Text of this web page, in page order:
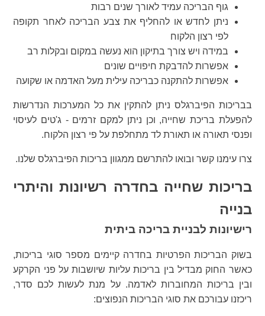
גוף הבריכה עמיד לאורך שנים רבות
ניתן לחדש או להחליף את צבע הבריכה לאחר תקופה
לפי רצון הלקוח
במידה ויש צורך בתיקון הוא נעשה במקום ובקלות רב
אפשרות להדבקת חיפויים שונים
אפשרות להתקנה כבריכה עילית מעל האדמה או שקועה
בבריכות הפיברגלס ניתן להתקין את כל המערכות הנדרשות
להפעלת בריכת שחייה, וכן ניתן למקם זרמים - ג'טים לעיסוי
ופנסי תאורה או תאורת לד מתחלפת על פי רצון הלקוח.
צרו עימנו קשר ובואו להתרשם ממגוון בריכות הפיברגלס שלנו.
בריכות שחייה בחדרה רשיונות והיתרי
בנייה
רישיונות לבניית בריכה ביתית
בשוק הבריכות הפרטיות בחדרה קיימים מספר סוגי בריכות,
כאשר החוק מבדיל בין בריכות עליות שיושבות על פני הקרקע
ובין בריכות המחוברות לאדמה. על מנת לעשות לכם סדר,
ריכזנו עבורכם את סוגי הבריכות הנפוצים: